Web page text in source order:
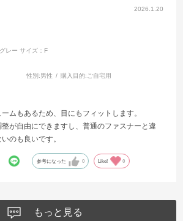
2026.1.20
レー サイズ：F
性別:男性 購入目的:ご自宅用
ムもあるため、目にもフィットします。
が自由にできますし、普通のファスナーと違
のも良いです。
参考になった 0 Like! 0
もっと見る